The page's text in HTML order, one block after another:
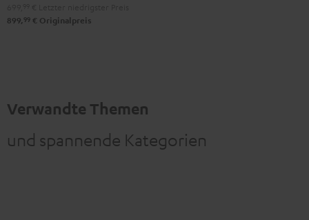
899, 99 € Originalpreis
Verwandte Themen
und spannende Kategorien